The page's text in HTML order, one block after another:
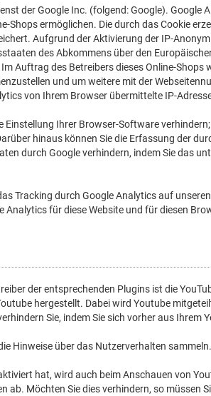
der Google Inc. (folgend: Google).
Shops ermöglichen. Die durch das Cookie
Aufgrund der Aktivierung der IP-
des Abkommens über den
Auftrag des Betreibers dieses Online-
und um weitere mit der
von Ihrem Browser übermittelte IP-
Einstellung Ihrer Browser-Software
hinaus können Sie die Erfassung der
durch Google verhindern, indem Sie das
Tracking durch Google Analytics auf
für diese Website und für diesen
der entsprechenden Plugins ist die
hergestellt. Dabei wird Youtube
Sie, indem Sie sich vorher aus Ihrem
Hinweise über das Nutzerverhalten sammeln.
hat, wird auch beim Anschauen von
Möchten Sie dies verhindern, so müssen